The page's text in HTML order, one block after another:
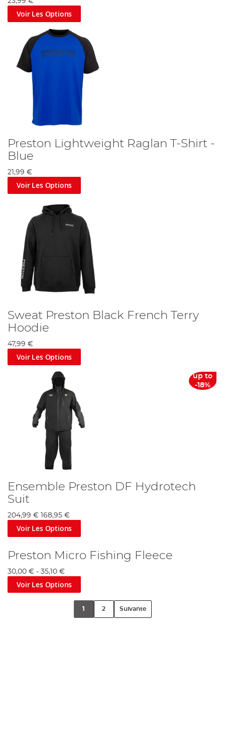
Voir Les Options
Preston Lightweight Raglan T-Shirt -
Blue
21,99 €
Voir Les Options
Sweat Preston Black French Terry
Hoodie
47,99 €
Voir Les Options
up to
-18%
Ensemble Preston DF Hydrotech
Suit
204,99 € 168,95 €
Voir Les Options
Preston Micro Fishing Fleece
30,00 € - 35,10 €
Voir Les Options
1 2 Suivante